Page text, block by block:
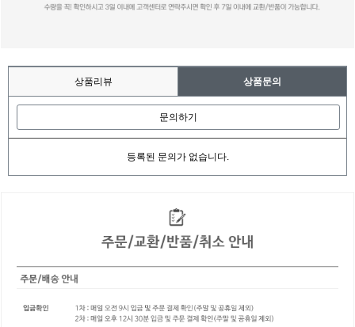
상품리뷰 상품문의
문의하기
등록된 문의가 없습니다.